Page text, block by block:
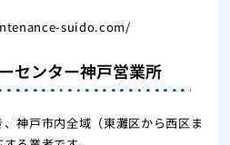
suido.com/
センター神戸営業所
神戸市内全域（東灘区から西区ま